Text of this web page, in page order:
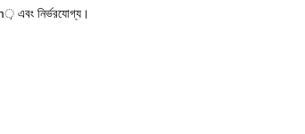
এবং নির্ভরযোগ্য।